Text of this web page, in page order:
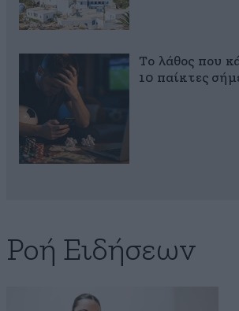
Το λάθος που
10 παίκτες
Ροή Ειδήσεων